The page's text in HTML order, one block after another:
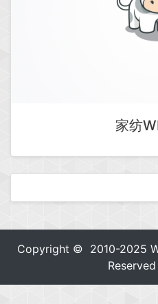
家纺
Copyright © 2010-2025
Reserved